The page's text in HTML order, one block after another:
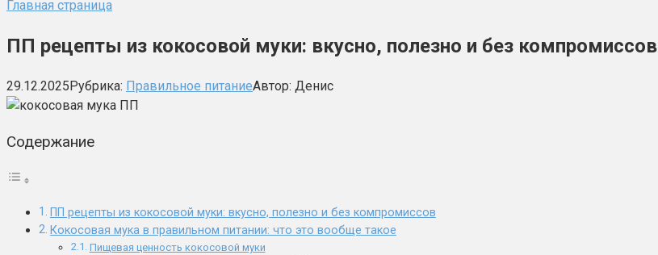
Главная страница
ПП рецепты из кокосовой муки: вкусно, полезно и без компромиссов
29.12.2025Рубрика: Правильное питаниеАвтор: Денис
Содержание
ПП рецепты из кокосовой муки: вкусно, полезно и без компромиссов
Кокосовая мука в правильном питании: что это вообще такое
Пищевая ценность кокосовой муки